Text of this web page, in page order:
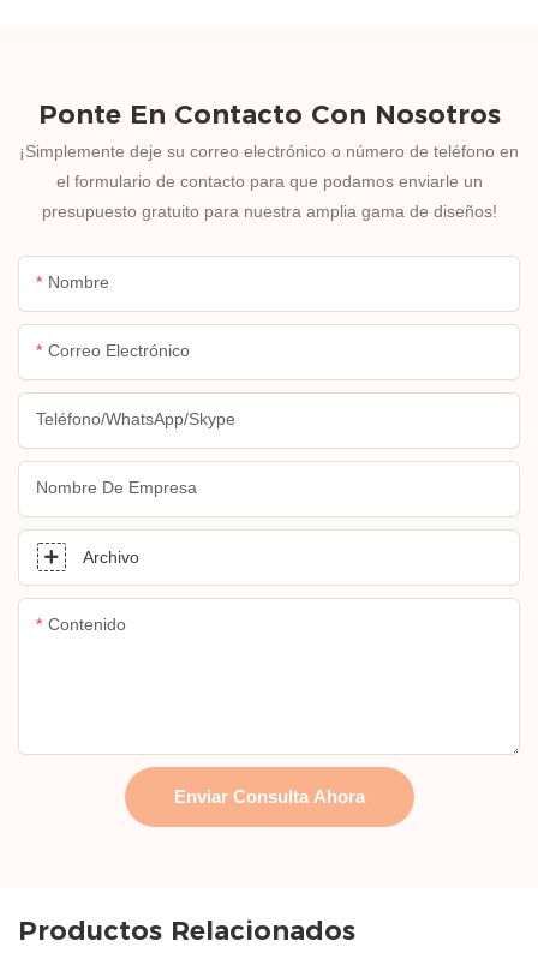
Ponte En Contacto Con Nosotros
¡Simplemente deje su correo electrónico o número de teléfono en
el formulario de contacto para que podamos enviarle un
presupuesto gratuito para nuestra amplia gama de diseños!
Nombre
Correo Electrónico
Teléfono/WhatsApp/Skype
Nombre De Empresa
Archivo
Contenido
Enviar Consulta Ahora
Productos Relacionados